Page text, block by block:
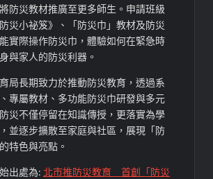
防災教材推廣至更多師生。申請班級
災小祕笈》、「防災巾」教材及防災
實際操作防災巾，體驗如何在緊急時
與家人的防災利器。
局長期致力於推動防災教育，透過系
專屬教材、多功能防災巾研發與多元
災不僅停留在知識傳授，更落實為學
並逐步擴散至家庭與社區，展現「防
特色與亮點。
出處為: 北市推防災教育 首創「防災